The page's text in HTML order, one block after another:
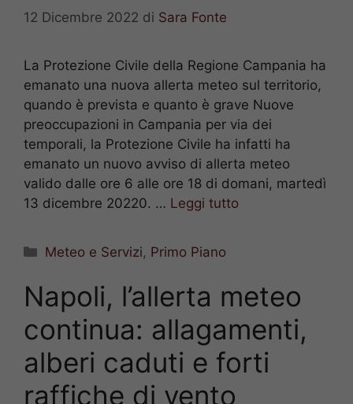
12 Dicembre 2022 di Sara Fonte
La Protezione Civile della Regione Campania ha
emanato una nuova allerta meteo sul territorio,
quando è prevista e quanto è grave Nuove
preoccupazioni in Campania per via dei
temporali, la Protezione Civile ha infatti ha
emanato un nuovo avviso di allerta meteo
valido dalle ore 6 alle ore 18 di domani, martedì
13 dicembre 20220. … Leggi tutto
Categorie
Meteo e Servizi, Primo Piano
Napoli, l’allerta meteo
continua: allagamenti,
alberi caduti e forti
raffiche di vento